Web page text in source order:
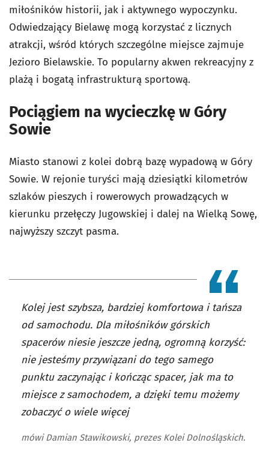
miłośników historii, jak i aktywnego wypoczynku.
Odwiedzający Bielawę mogą korzystać z licznych
atrakcji, wśród których szczególne miejsce zajmuje
Jezioro Bielawskie. To popularny akwen rekreacyjny z
plażą i bogatą infrastrukturą sportową.
Pociągiem na wycieczkę w Góry
Sowie
Miasto stanowi z kolei dobrą bazę wypadową w Góry
Sowie. W rejonie turyści mają dziesiątki kilometrów
szlaków pieszych i rowerowych prowadzących w
kierunku przełęczy Jugowskiej i dalej na Wielką Sowę,
najwyższy szczyt pasma.
Kolej jest szybsza, bardziej komfortowa i tańsza
od samochodu. Dla miłośników górskich
spacerów niesie jeszcze jedną, ogromną korzyść:
nie jesteśmy przywiązani do tego samego
punktu zaczynając i kończąc spacer, jak ma to
miejsce z samochodem, a dzięki temu możemy
zobaczyć o wiele więcej
mówi Damian Stawikowski, prezes Kolei Dolnośląskich.